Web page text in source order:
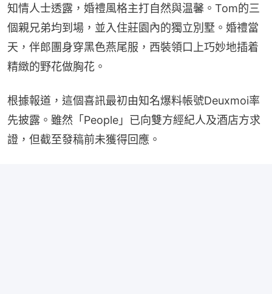
知情人士透露，婚禮風格主打自然與温馨。Tom的三
個親兄弟均到場，並入住莊園內的獨立別墅。婚禮當
天，伴郎團身穿黑色燕尾服，西裝領口上巧妙地插着
精緻的野花做胸花。
根據報道，這個喜訊最初由知名爆料帳號Deuxmoi率
先披露。雖然「People」已向雙方經紀人及酒店方求
證，但截至發稿前未獲得回應。